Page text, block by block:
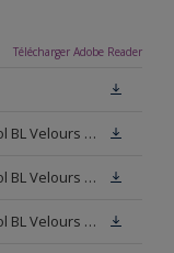
Télécharger Adobe Reader
Fiche de données de sécurité Rubbol BL Velours Base W05
Fiche de données de sécurité Rubbol BL Velours Base N00
Fiche de données de sécurité Rubbol BL Velours Blanc